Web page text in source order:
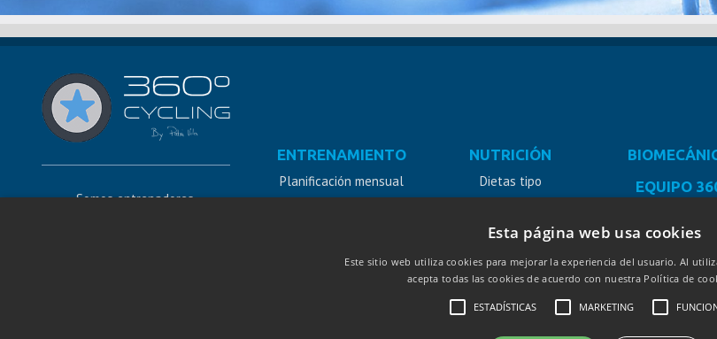
Somos entrenadores,
ENTRENAMIENTO
Planificación mensual
Self Training
NUTRICIÓN
Dietas tipo
Dieta Pro
EQUIPO
Esta página web usa cookies
Este sitio web utiliza cookies para mejorar la experiencia del usuario. Al
acepta todas las cookies de acuerdo con nuestra Política de
ESTADÍSTICAS MARKETING